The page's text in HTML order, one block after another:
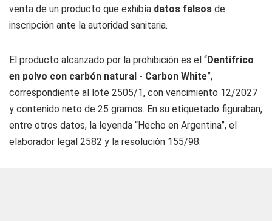
venta de un producto que exhibía datos falsos de
inscripción ante la autoridad sanitaria.
El producto alcanzado por la prohibición es el “Dentífrico
en polvo con carbón natural - Carbon White”,
correspondiente al lote 2505/1, con vencimiento 12/2027
y contenido neto de 25 gramos. En su etiquetado figuraban,
entre otros datos, la leyenda “Hecho en Argentina”, el
elaborador legal 2582 y la resolución 155/98.